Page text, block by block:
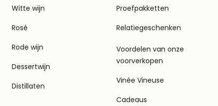
Witte wijn
Rosé
Rode wijn
Dessertwijn
Distillaten
Proefpakketten
Relatiegeschenken
Voordelen van onze
voorverkopen
Vinée Vineuse
Cadeaus